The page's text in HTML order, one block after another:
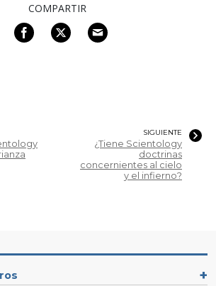
COMPARTIR
SIGUIENTE
¿Tiene Scientology
doctrinas
concernientes al cielo
y el infierno?